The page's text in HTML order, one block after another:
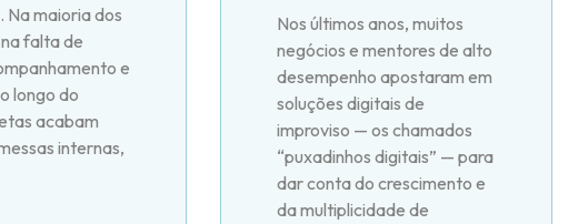
Na maioria dos
falta de
e
longo do
acabam
internas,
Nos últimos anos, muitos
negócios e mentores de alto
desempenho apostaram em
soluções digitais de
improviso — os chamados
“puxadinhos digitais” — para
dar conta do crescimento e
da multiplicidade de